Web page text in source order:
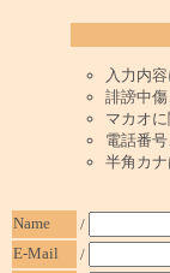
入力内
誹謗中
マカオ
電話番
半角カ
Name
/
E-Mail
/